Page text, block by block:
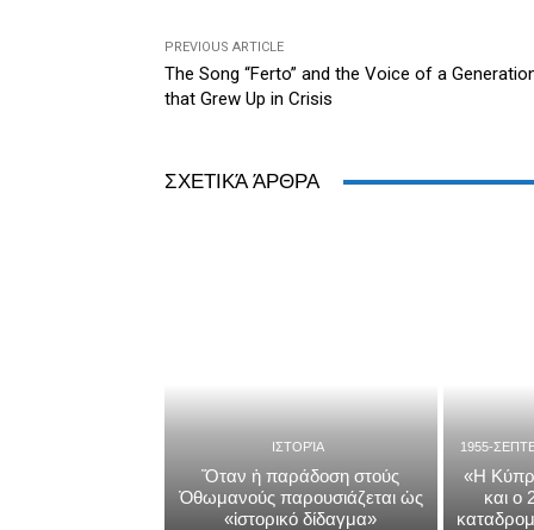
k
PREVIOUS ARTICLE
The Song “Ferto” and the Voice of a
that Grew Up in Crisis
ΣΧΕΤΙΚΆ ΆΡΘΡΑ
ΙΣΤΟΡΊΑ
Ὅταν ἡ παράδοση στούς
Ὀθωμανούς παρουσιάζεται ὡς
«ἱστορικό δίδαγμα»
1955-
«Η
και ο